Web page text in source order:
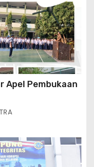
Apel Pembukaan